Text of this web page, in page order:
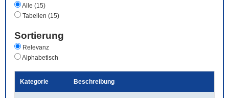
Alle (15)
Tabellen (15)
Sortierung
Relevanz
Alphabetisch
Kategorie Beschreibung